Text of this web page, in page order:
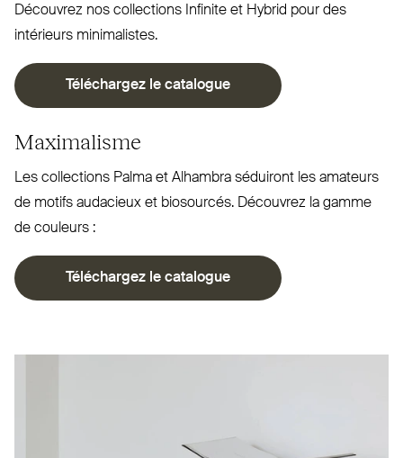
Découvrez nos col­lections Infinite et Hybrid pour des
intérieurs minimalistes.
Télé­chargez le catalogue
Maximalisme
Les col­lections Palma et Alhambra séduiront les amateurs
de motifs audacieux et bio­sourcés. Découvrez la gamme
de couleurs :
Télé­chargez le catalogue